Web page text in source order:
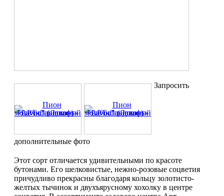
Запросить
дополнительные фото
Этот сорт отличается удивительными по красоте
бутонами. Его шелковистые, нежно-розовые соцветия
причудливо прекрасны благодаря кольцу золотисто-
желтых тычинок и двухъярусному хохолку в центре